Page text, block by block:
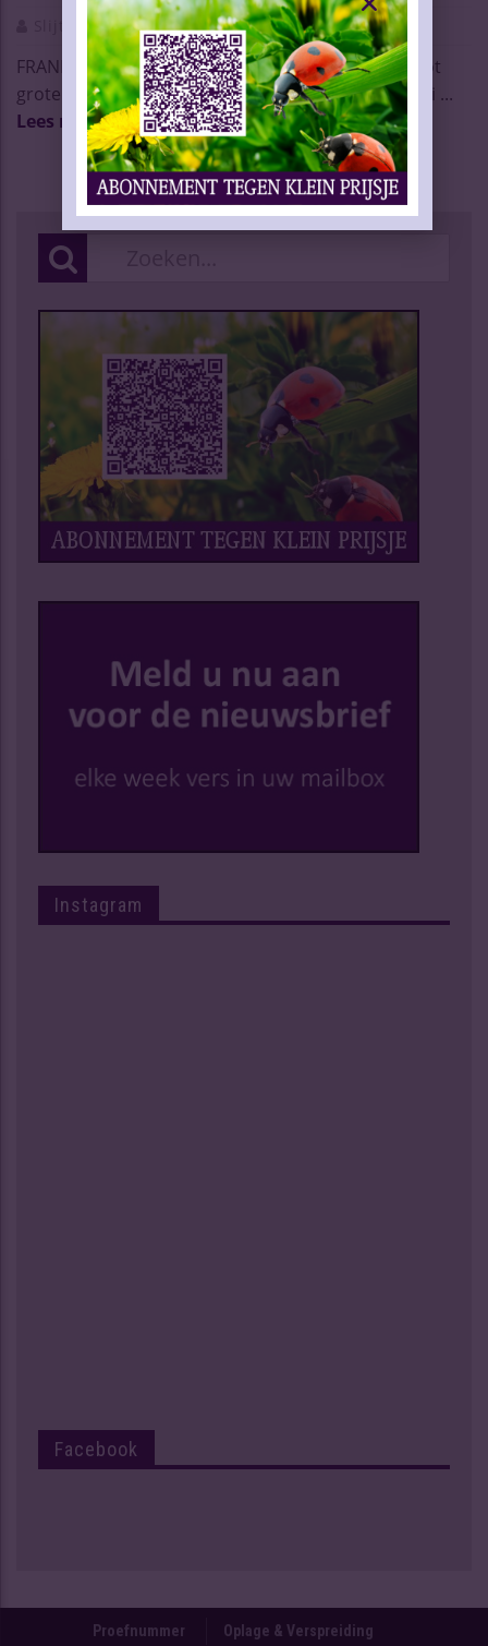
Slijtersvakblad 22 Nov 2017
FRANKRIJK – De temperatuur in Hôtel Dieu steeg tot
grote hoogte, ademloos volgde het publiek binneni ...
Lees meer
Instagram
Facebook
Proefnummer
Oplage & Verspreiding